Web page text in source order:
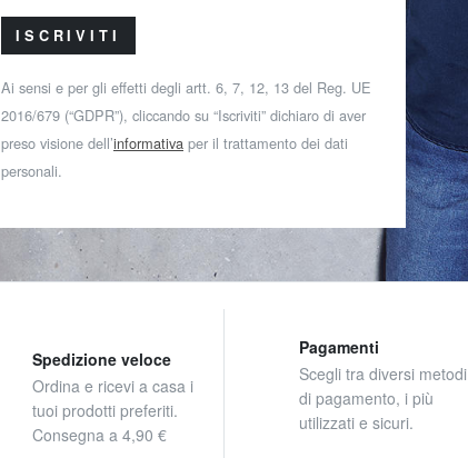
ISCRIVITI
Ai sensi e per gli effetti degli artt. 6, 7, 12, 13 del Reg. UE
2016/679 (“GDPR”), cliccando su “Iscriviti” dichiaro di aver
preso visione dell’informativa per il trattamento dei dati
personali.
Spedizione veloce
Ordina e ricevi a casa i
tuoi prodotti preferiti.
Consegna a 4,90 €
Pagamenti
Scegli tra diversi metodi
di pagamento, i più
utilizzati e sicuri.